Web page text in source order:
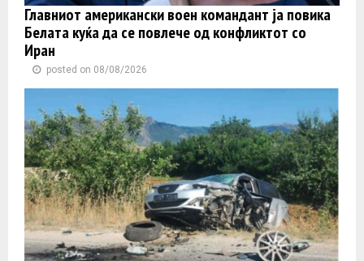
Главниот американски воен командант ја повика
Белата куќа да се повлече од конфликтот со
Иран
posted on 08/08/2026